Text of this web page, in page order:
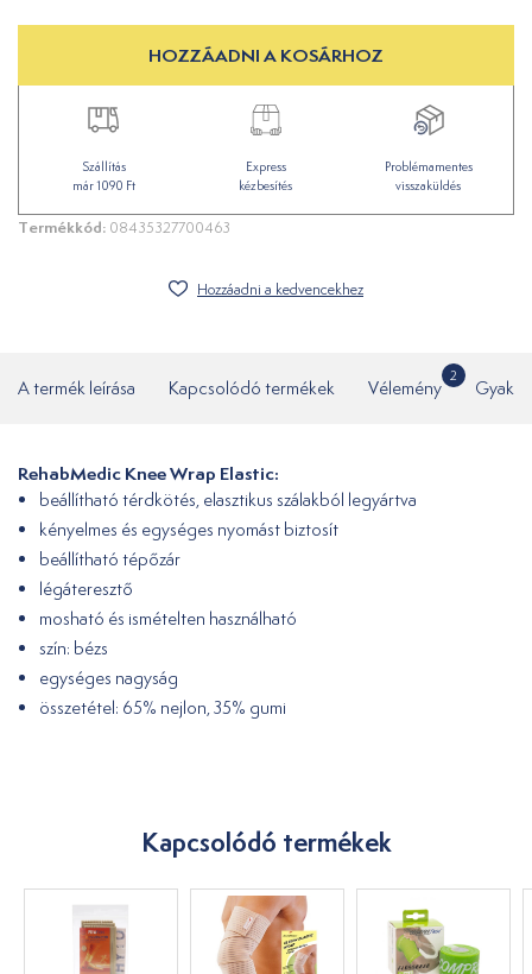
HOZZÁADNI A KOSÁRHOZ
Szállítás
már 1090 Ft
Express
kézbesítés
Problémamentes
visszaküldés
Termékkód: 08435327700463
Hozzáadni a kedvencekhez
A termék leírása Kapcsolódó termékek Vélemény
2
RehabMedic Knee Wrap Elastic:
beállítható térdkötés, elasztikus szálakból legyártva
kényelmes és egységes nyomást biztosít
beállítható tépőzár
légáteresztő
mosható és ismételten használható
szín: bézs
egységes nagyság
összetétel: 65% nejlon, 35% gumi
Kapcsolódó termékek